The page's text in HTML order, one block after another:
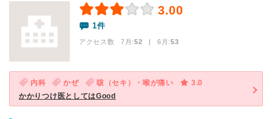
3.00
1件
アクセス数 7月:52 | 6月:53
内科 かぜ 咳（セキ）・喉が痛い
3.0
かかりつけ医としてはGood